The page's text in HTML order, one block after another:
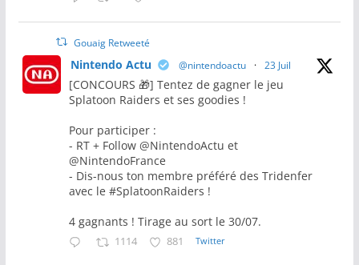
Gouaig Retweeté
Nintendo Actu @nintendoactu · 23 Juil
[CONCOURS 🎁] Tentez de gagner le jeu
Splatoon Raiders et ses goodies !
Pour participer :
- RT + Follow @NintendoActu et
@NintendoFrance
- Dis-nous ton membre préféré des Tridenfer
avec le #SplatoonRaiders !
4 gagnants ! Tirage au sort le 30/07.
1114 881 Twitter